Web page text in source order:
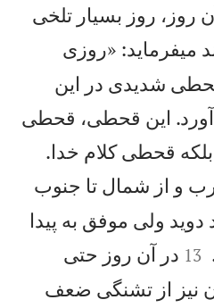
روز بسيار تلخی
میفرمايد: «روزی
شديدی در اين
اين قحطی، قحطی
بلكه قحطی كلام خدا.
و از شمال تا جنوب
دويد ولی موفق به پيدا


13 در آن روز حتی
نيز از تشنگی ضعف